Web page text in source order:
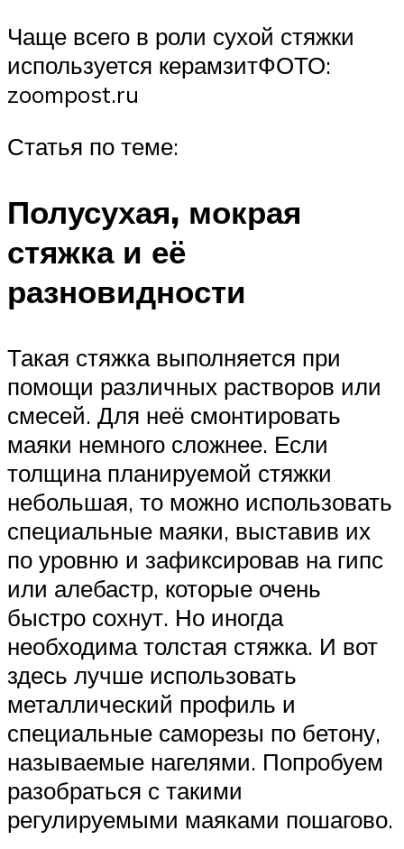
Чаще всего в роли сухой стяжки
используется керамзитФОТО:
zoompost.ru
Статья по теме:
Полусухая, мокрая
стяжка и её
разновидности
Такая стяжка выполняется при
помощи различных растворов или
смесей. Для неё смонтировать
маяки немного сложнее. Если
толщина планируемой стяжки
небольшая, то можно использовать
специальные маяки, выставив их
по уровню и зафиксировав на гипс
или алебастр, которые очень
быстро сохнут. Но иногда
необходима толстая стяжка. И вот
здесь лучше использовать
металлический профиль и
специальные саморезы по бетону,
называемые нагелями. Попробуем
разобраться с такими
регулируемыми маяками пошагово.